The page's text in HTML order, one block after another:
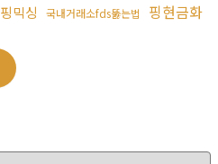
핑믹싱 국내거래소fds뚫는법 핑현금화